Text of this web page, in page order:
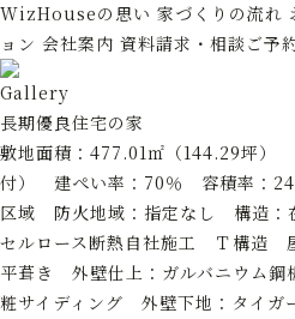
WizHouseの思い 家づくりの流れ
ョン 会社案内 資料請求・相談ご予
Gallery
長期優良住宅の家
敷地面積：477.01㎡（144.29坪）
付） 建ぺい率：70％ 容積率：
区域 防火地域：指定なし 構造：
セルロース断熱自社施工 Ｔ構造
平葺き 外壁仕上：ガルバニウム鋼
粧サイディング 外壁下地：タイ